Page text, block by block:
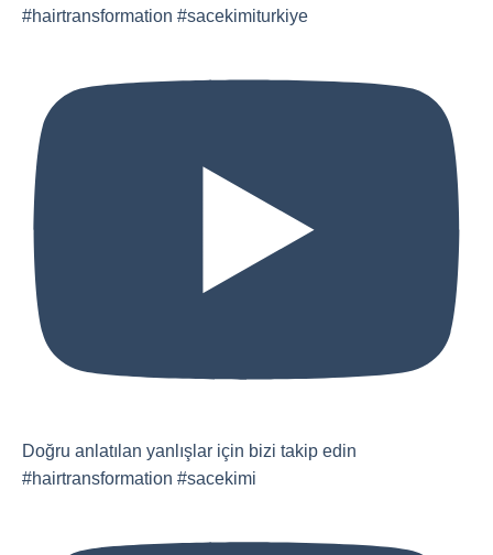
#hairtransformation #sacekimiturkiye
Doğru anlatılan yanlışlar için bizi takip edin
#hairtransformation #sacekimi